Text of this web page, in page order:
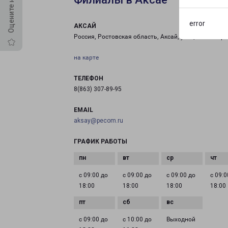
error
АКСАЙ
Россия, Ростовская область, Аксай, улица
на карте
ТЕЛЕФОН
8(863) 307-89-95
EMAIL
aksay@pecom.ru
ГРАФИК РАБОТЫ
с 09:00 до
18:00
с 09:00 до
18:00
с 09:00 до
18:00
с
18:00
с 09:00 до
с 10:00 до
Выходной